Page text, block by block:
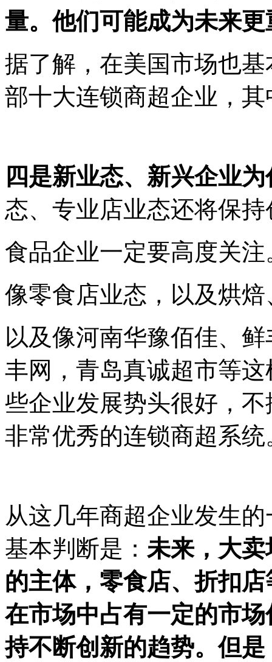
量。他们可能成为未来
据了解，在美国市场也
部十大连锁商超企业，
四是新业态、新兴企业
态、专业店业态还将保
食品企业一定要高度关注
像零食店业态，以及烘
以及像河南华豫佰佳、
丰网，青岛真诚超市等
些企业发展势头很好，
非常优秀的连锁商超系统
从这几年商超企业发生
基本判断是： 未来，大
的主体，零食店、折扣
在市场中占有一定的市
持不断创新的趋势。但